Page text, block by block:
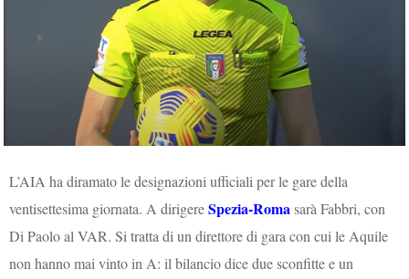
L’AIA ha diramato le designazioni ufficiali per le gare della
ventisettesima giornata. A dirigereSpezia-Romasarà Fabbri, con
Di Paolo al VAR. Si tratta di un direttore di gara con cui le Aquile
non hanno mai vinto in A: il bilancio dice due sconfitte e un